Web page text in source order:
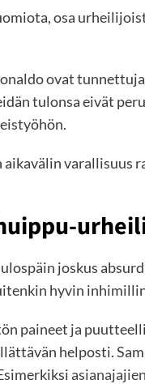
osa
ovat
tulonsa eivät
varallisuus
joskus
hyvin
paineet ja
helposti.
asianajajien